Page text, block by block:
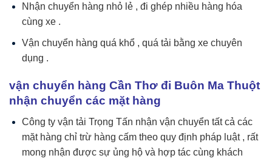
Nhận chuyển hàng nhỏ lẻ , đi ghép nhiều hàng hóa
cùng xe .
Vận chuyển hàng quá khổ , quá tải bằng xe chuyên
dụng .
vận chuyển hàng Cần Thơ đi Buôn Ma Thuột
nhận chuyển các mặt hàng
Công ty vận tải Trọng Tấn nhận vận chuyển tất cả các
mặt hàng chỉ trừ hàng cấm theo quy định pháp luật , rất
mong nhận được sự ủng hộ và hợp tác cùng khách